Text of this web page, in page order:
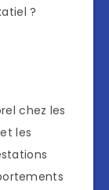
?
chez les
les